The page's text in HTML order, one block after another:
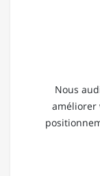
Nous
améliorer